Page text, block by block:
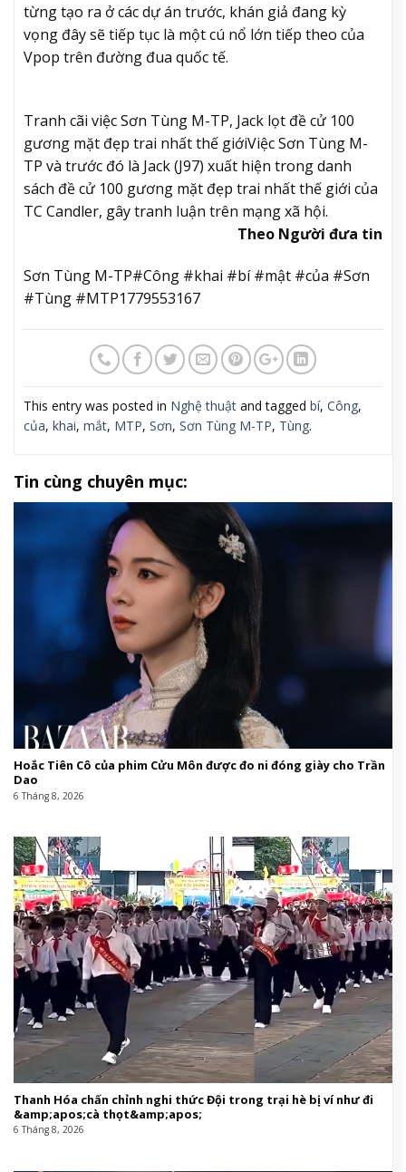
từng tạo ra ở các dự án trước, khán giả đang kỳ
vọng đây sẽ tiếp tục là một cú nổ lớn tiếp theo của
Vpop trên đường đua quốc tế.
Tranh cãi việc Sơn Tùng M-TP, Jack lọt đề cử 100
gương mặt đẹp trai nhất thế giớiViệc Sơn Tùng M-
TP và trước đó là Jack (J97) xuất hiện trong danh
sách đề cử 100 gương mặt đẹp trai nhất thế giới của
TC Candler, gây tranh luận trên mạng xã hội.
Theo Người đưa tin
Sơn Tùng M-TP#Công #khai #bí #mật #của #Sơn
#Tùng #MTP1779553167
This entry was posted in Nghệ thuật and tagged bí, Công,
của, khai, mắt, MTP, Sơn, Sơn Tùng M-TP, Tùng.
Tin cùng chuyên mục:
Hoắc Tiên Cô của phim Cửu Môn được đo ni đóng giày cho Trần
Dao
6 Tháng 8, 2026
Thanh Hóa chấn chỉnh nghi thức Đội trong trại hè bị ví như đi
&amp;apos;cà thọt&amp;apos;
6 Tháng 8, 2026